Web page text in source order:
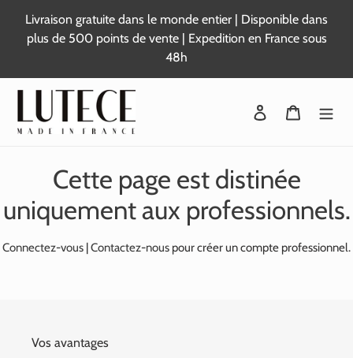
contenu
Livraison gratuite dans le monde entier | Disponible dans
plus de 500 points de vente | Expedition en France sous
48h
Se connecter
Panier
Cette page est distinée
uniquement aux professionnels.
Connectez-vous Contactez-nous pour créer un compte professionnel.
Vos avantages